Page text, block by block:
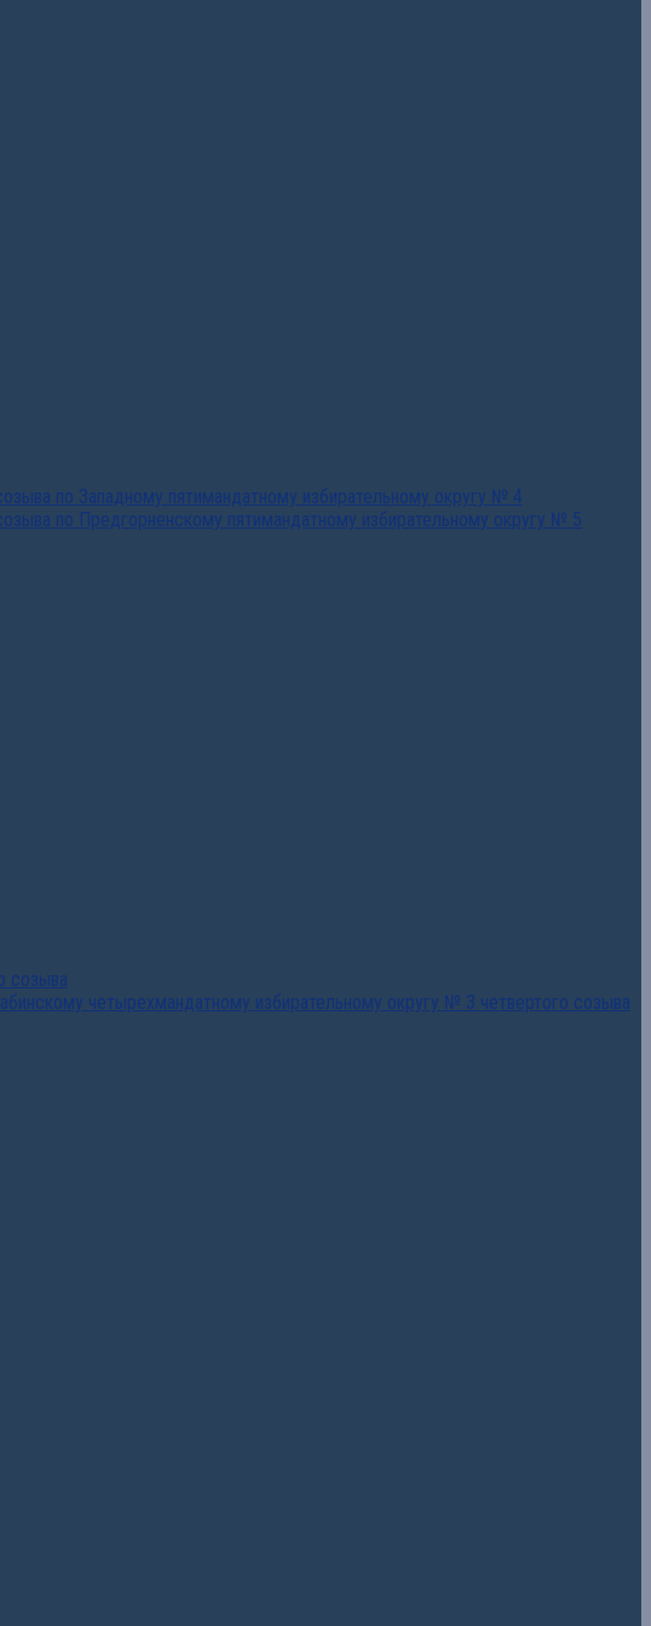
по Западному пятимандатному избирательному округу № 4
по Предгорненскому пятимандатному избирательному округу № 5
созыва
четырехмандатному избирательному округу № 3 четвертого созыва